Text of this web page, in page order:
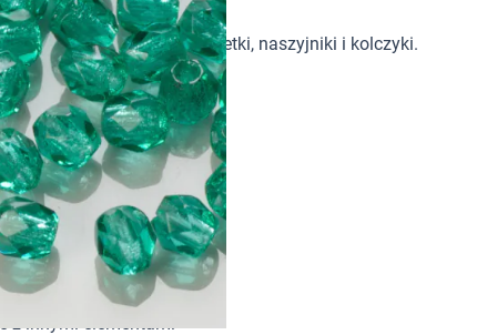
takich jak bransoletki, naszyjniki i kolczyki.
z innymi elementami